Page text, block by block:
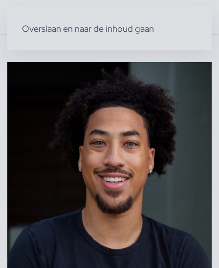
Overslaan en naar de inhoud gaan